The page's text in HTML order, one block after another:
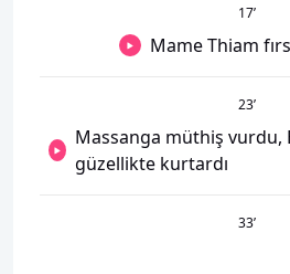
17’
Mame Thiam
23’
Massanga müthiş vurdu,
güzellikte kurtardı
33’